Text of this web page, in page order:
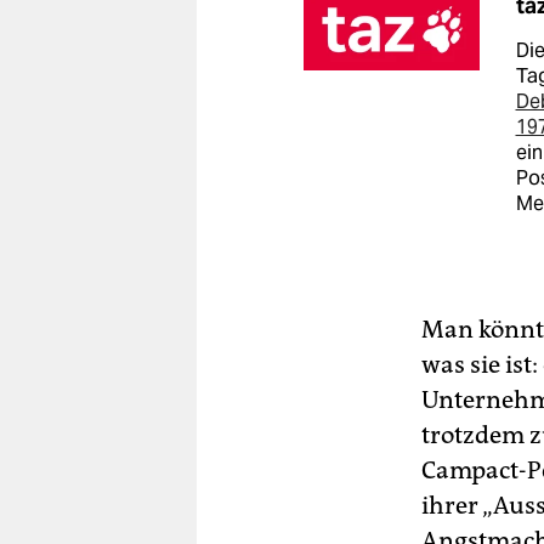
Man
was sie
trotzdem
Campact-
ihrer